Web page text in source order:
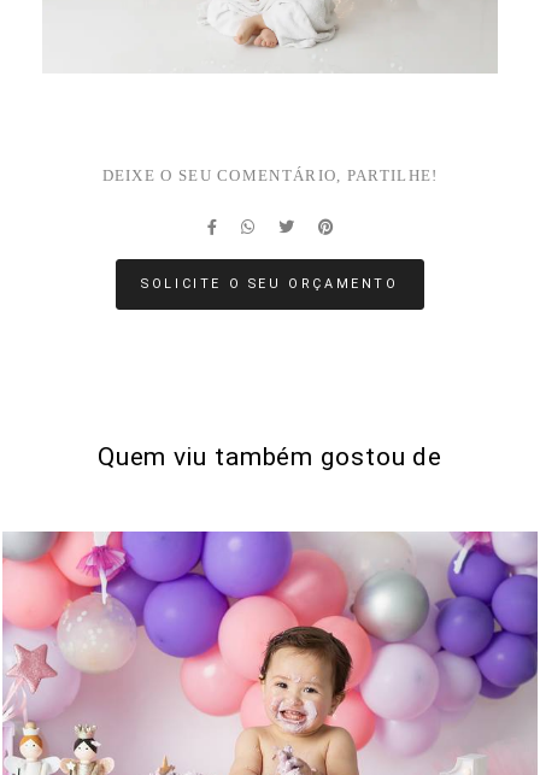
DEIXE O SEU COMENTÁRIO, PARTILHE!
SOLICITE O SEU ORÇAMENTO
Quem viu também gostou de